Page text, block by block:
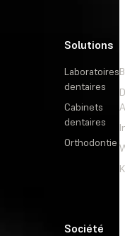
Solutions
Laboratoires
dentaires
Cabinets
dentaires
Orthodontie
Société